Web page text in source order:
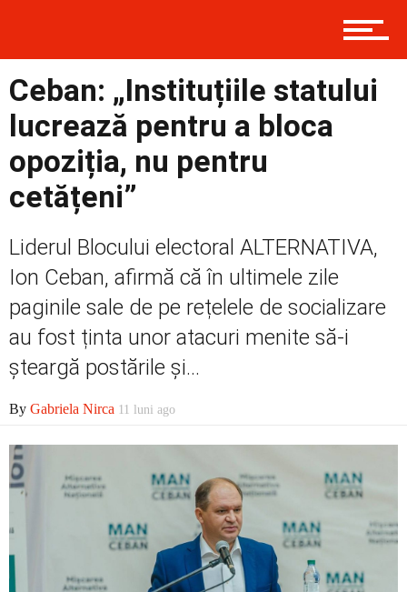
Prima
Politică
Externe
Social
Economic
Contact
Ceban: „Instituțiile statului
lucrează pentru a bloca
opoziția, nu pentru
cetățeni”
Liderul Blocului electoral ALTERNATIVA,
Ion Ceban, afirmă că în ultimele zile
paginile sale de pe rețelele de socializare
au fost ținta unor atacuri menite să-i
șteargă postările și...
By Gabriela Nirca 11 luni ago